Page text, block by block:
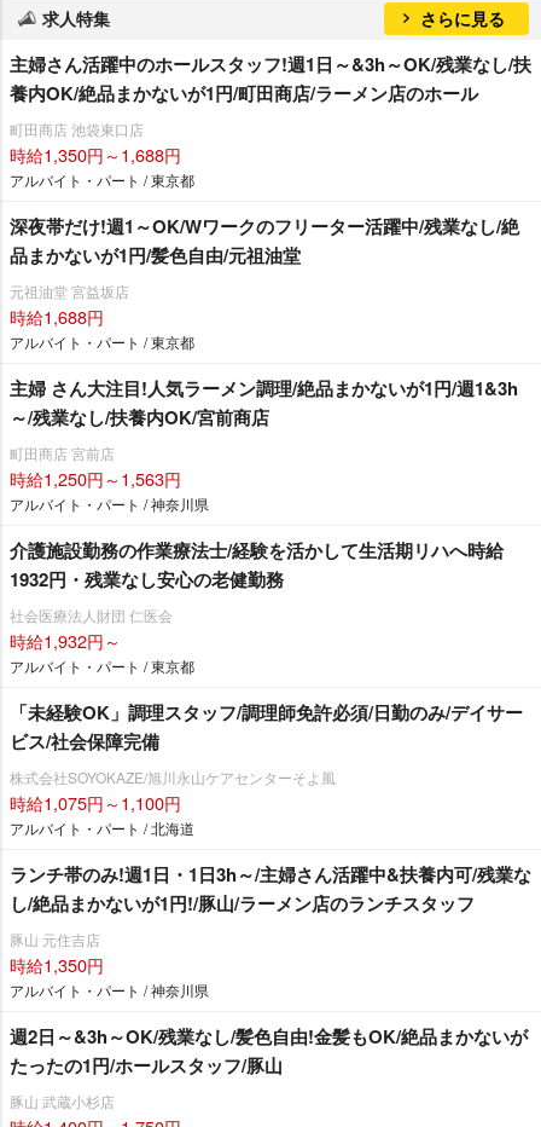
求人特集 さらに見る
主婦さん活躍中のホールスタッフ!週1日～&3h～OK/残業なし/扶
養内OK/絶品まかないが1円/町田商店/ラーメン店のホール
町田商店 池袋東口店
時給1,350円～1,688円
アルバイト・パート / 東京都
深夜帯だけ!週1～OK/Wワークのフリーター活躍中/残業なし/絶
品まかないが1円/髪色自由/元祖油堂
元祖油堂 宮益坂店
時給1,688円
アルバイト・パート / 東京都
主婦 さん大注目!人気ラーメン調理/絶品まかないが1円/週1&3h
～/残業なし/扶養内OK/宮前商店
町田商店 宮前店
時給1,250円～1,563円
アルバイト・パート / 神奈川県
介護施設勤務の作業療法士/経験を活かして生活期リハへ時給
1932円・残業なし安心の老健勤務
社会医療法人財団 仁医会
時給1,932円～
アルバイト・パート / 東京都
「未経験OK」調理スタッフ/調理師免許必須/日勤のみ/デイサー
ビス/社会保障完備
株式会社SOYOKAZE/旭川永山ケアセンターそよ風
時給1,075円～1,100円
アルバイト・パート / 北海道
ランチ帯のみ!週1日・1日3h～/主婦さん活躍中&扶養内可/残業な
し/絶品まかないが1円!/豚山/ラーメン店のランチスタッフ
豚山 元住吉店
時給1,350円
アルバイト・パート / 神奈川県
週2日～&3h～OK/残業なし/髪色自由!金髪もOK/絶品まかないが
たったの1円/ホールスタッフ/豚山
豚山 武蔵小杉店